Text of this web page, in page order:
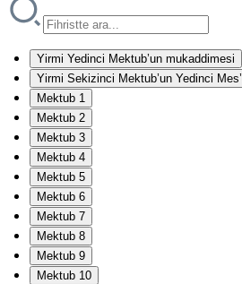
Yirmi Yedinci Mektub’un mukaddimesi
Yirmi Sekizinci Mektub’un Yedinci
Mektub 1
Mektub 2
Mektub 3
Mektub 4
Mektub 5
Mektub 6
Mektub 7
Mektub 8
Mektub 9
Mektub 10